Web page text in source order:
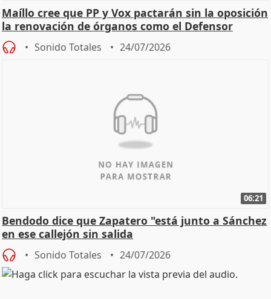
Maíllo cree que PP y Vox pactarán sin la oposición
la renovación de órganos como el Defensor
Sonido Totales 24/07/2026
06:21
Bendodo dice que Zapatero "está junto a Sánchez
en ese callejón sin salida
Sonido Totales 24/07/2026